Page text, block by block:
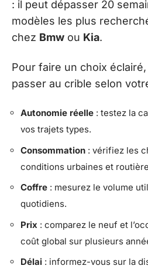
: il peut dépasser 20
modèles les plus
chez Bmw ou Kia.
Pour faire un choix
passer au crible selon
Autonomie réelle : testez la
vos trajets types.
Consommation : vérifiez les
conditions urbaines et
Coffre : mesurez le volume
quotidiens.
Prix : comparez le neuf et
coût global sur plusieurs
Délai : informez-vous sur la